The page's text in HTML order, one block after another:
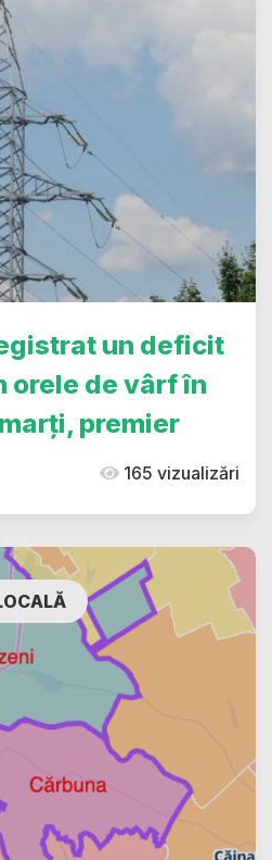
un deficit
orele de vârf în
premier
165 vizualizări